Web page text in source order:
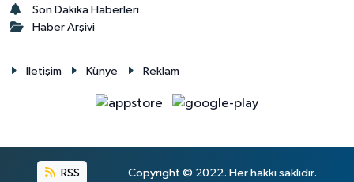
Son Dakika Haberleri
Haber Arşivi
İletişim Künye Reklam
RSS Copyright © 2022. Her hakkı saklıdır.